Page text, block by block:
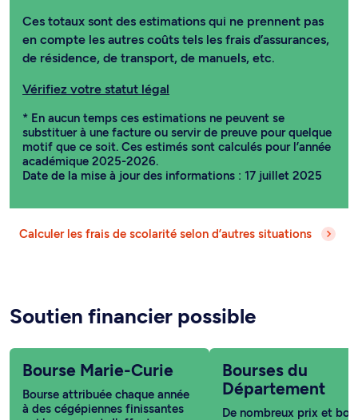
Ces totaux sont des estimations qui ne prennent pas
en compte les autres coûts tels les frais d’assurances,
de résidence, de transport, de manuels, etc.
Vérifiez votre statut légal
* En aucun temps ces estimations ne peuvent se
substituer à une facture ou servir de preuve pour quelque
motif que ce soit. Ces estimés sont calculés pour l’année
académique 2025-2026.
Date de la mise à jour des informations : 17 juillet 2025
Calculer les frais de scolarité selon d’autres situations
Soutien financier possible
Bourse Marie-Curie
Bourse attribuée chaque année
à des cégépiennes finissantes
Bourses du
Département
De nombreux prix et